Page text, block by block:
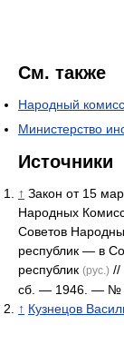
См. также
Народный
Министерство
Источники
↑ Закон от 15
Народных
Советов
республик — в
республик (рус.) //
сб. — 1946. — №
↑ Кузнецов